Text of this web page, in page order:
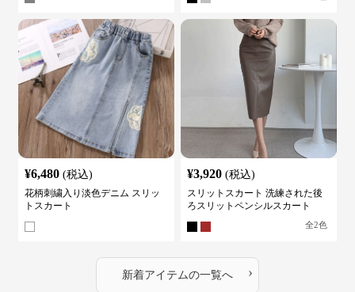
¥6,480 (税込)
花柄刺繍入り淡色デニム スリッ
トスカート
¥3,920 (税込)
スリットスカート 洗練された後
ろスリットペンシルスカート
全2色
新着アイテムの一覧へ ›